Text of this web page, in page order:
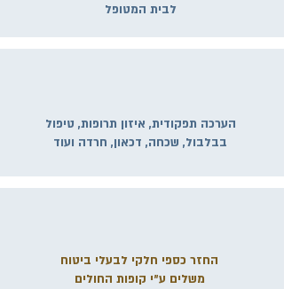
לבית המטופל
הערכה תפקודית, איזון תרופות, טיפול
בבלבול, שכחה, דכאון, חרדה ועוד
החזר כספי חלקי לבעלי ביטוח
משלים ע״י קופות החולים